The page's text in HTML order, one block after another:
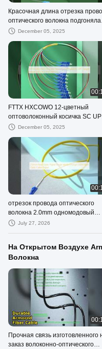
Красочная длина отрезка
оптического волокна подгоняла
длины 1м/2м/3м СМ ММ
December 05, 2025
FTTX HXCOWO 12-цветный
оптоволоконный косичка SC
одномодовый G657A 0,9 мм
December 05, 2025
отрезок провода оптического
волокна 2.0mm одномодовый
оранжевый отрезок кабеля
July 27, 2026
На Открытом Воздухе
Волокна
Прочная связь изготовленного
заказ волоконно-оптического